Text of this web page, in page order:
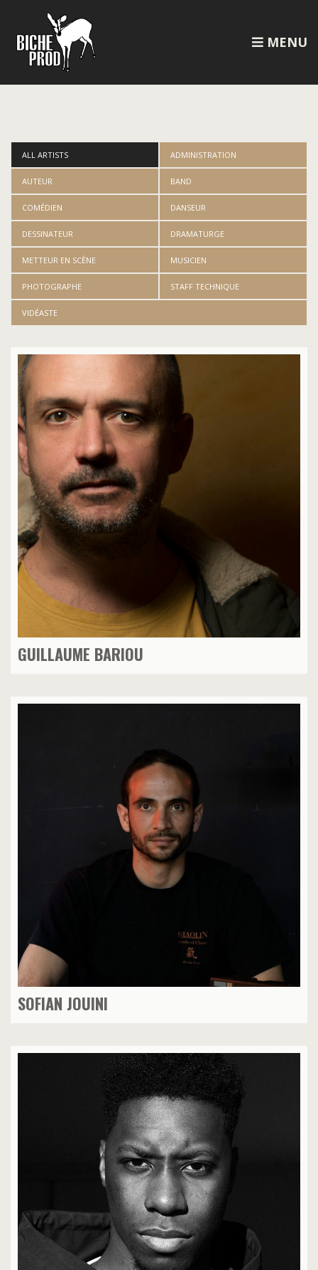
MENU
ALL ARTISTS ADMINISTRATION
AUTEUR BAND
COMÉDIEN DANSEUR
DESSINATEUR DRAMATURGE
METTEUR EN SCÈNE MUSICIEN
PHOTOGRAPHE STAFF TECHNIQUE
VIDÉASTE
GUILLAUME BARIOU
SOFIAN JOUINI